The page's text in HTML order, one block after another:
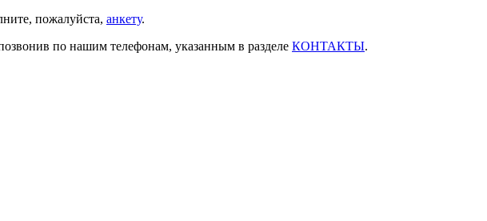
пожалуйста, анкету.
по нашим телефонам, указанным в разделе КОНТАКТЫ.